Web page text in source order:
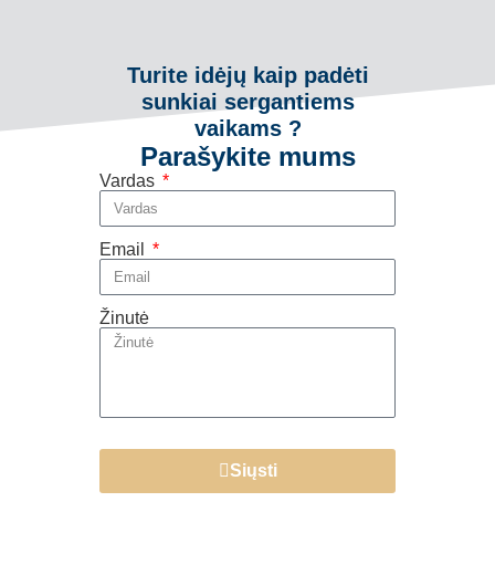
Turite idėjų kaip padėti
sunkiai sergantiems
vaikams ?
Parašykite mums
Vardas
Email
Žinutė
Siųsti